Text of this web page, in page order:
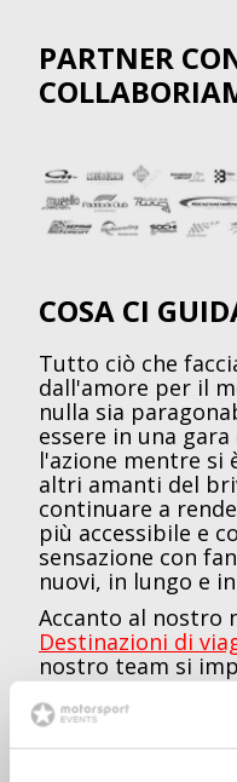
PARTNER
COSA CI
Tutto ciò che
dall'amore per il
nulla sia
essere in una
l'azione mentre si
altri amanti del
continuare a
più accessibile e
sensazione con
nuovi, in lungo e
Accanto al nostro
Destinazioni di
nostro team si
nostro sito abbia
più aggiornate e